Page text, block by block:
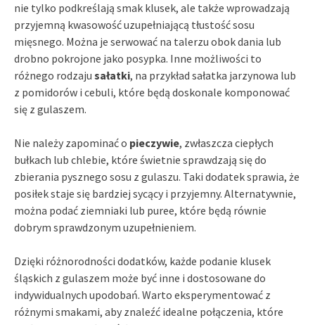
nie tylko podkreślają smak klusek, ale także wprowadzają
przyjemną kwasowość uzupełniającą tłustość sosu
mięsnego. Można je serwować na talerzu obok dania lub
drobno pokrojone jako posypka. Inne możliwości to
różnego rodzaju sałatki, na przykład sałatka jarzynowa lub
z pomidorów i cebuli, które będą doskonale komponować
się z gulaszem.
Nie należy zapominać o pieczywie, zwłaszcza ciepłych
bułkach lub chlebie, które świetnie sprawdzają się do
zbierania pysznego sosu z gulaszu. Taki dodatek sprawia, że
posiłek staje się bardziej sycący i przyjemny. Alternatywnie,
można podać ziemniaki lub puree, które będą równie
dobrym sprawdzonym uzupełnieniem.
Dzięki różnorodności dodatków, każde podanie klusek
śląskich z gulaszem może być inne i dostosowane do
indywidualnych upodobań. Warto eksperymentować z
różnymi smakami, aby znaleźć idealne połączenia, które